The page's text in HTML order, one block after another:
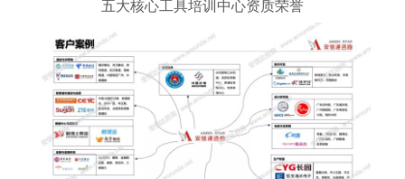
五大核心工具培训中心资质荣誉